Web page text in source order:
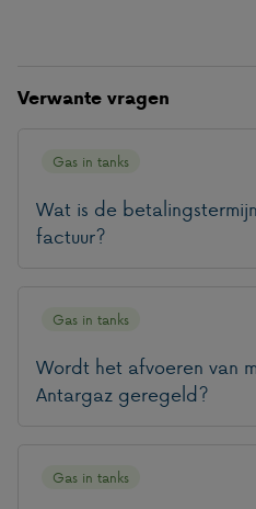
Verwante vragen
Wat is de
factuur?
Gas in tanks
Wordt het afvoeren van
Antargaz geregeld?
Gas in tanks
Gas in tanks